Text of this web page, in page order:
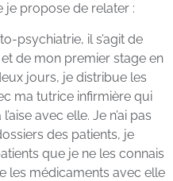
je propose de relater :
psychiatrie, il s’agit de
de mon premier stage en
jours, je distribue les
ma tutrice infirmière qui
avec elle. Je n’ai pas
des patients, je
que je ne les connais
les médicaments avec elle